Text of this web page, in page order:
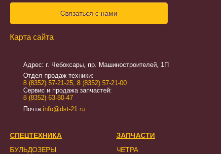
Связаться с нами
Карта сайта
Адрес: г. Чебоксары, пр. Машиностроителей, 1П
Отдел продаж техники:
8 (8352) 57-21-25, 8 (8352) 57-21-00
Сервис и продажа запчастей:
8 (8352) 63-80-47
Почта:info@dst-21.ru
СПЕЦТЕХНИКА
БУЛЬДОЗЕРЫ
ЗАПЧАСТИ
ЧЕТРА